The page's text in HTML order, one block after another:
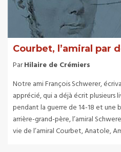
Courbet, l’amiral par
ParHilaire de Crémiers
Notre ami François Schwerer,
apprécié, qui a déjà écrit plusieurs
pendant la guerre de 14-18 et une
arrière-grand-père, l’amiral
vie de l’amiral Courbet, Anatole,